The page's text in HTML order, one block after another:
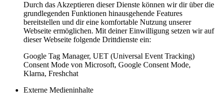
Durch das Akzeptieren dieser Dienste können wir dir über die
grundlegenden Funktionen hinausgehende Features
bereitstellen und dir eine komfortable Nutzung unserer
Webseite ermöglichen. Mit deiner Einwilligung setzen wir auf
dieser Webseite folgende Drittdienste ein:
Google Tag Manager, UET (Universal Event Tracking)
Consent Mode von Microsoft, Google Consent Mode,
Klarna, Freshchat
Externe Medieninhalte